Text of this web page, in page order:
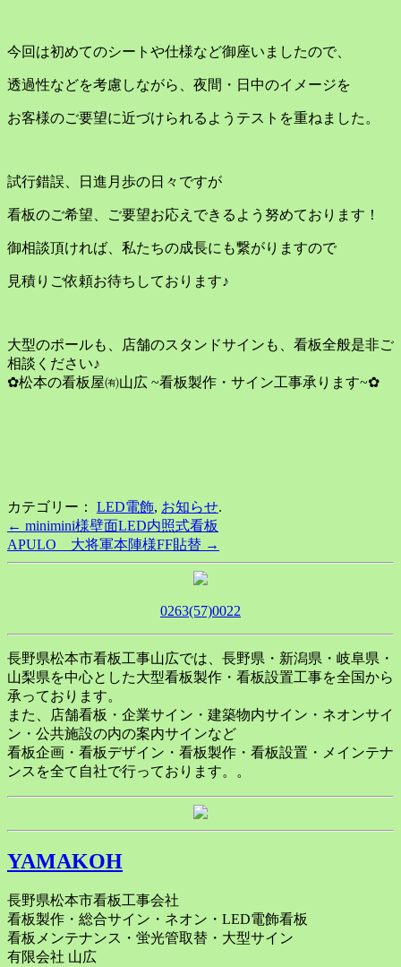
今回は初めてのシートや仕様など御座いましたので、
透過性などを考慮しながら、夜間・日中のイメージを
お客様のご要望に近づけられるようテストを重ねました。
試行錯誤、日進月歩の日々ですが
看板のご希望、ご要望お応えできるよう努めております！
御相談頂ければ、私たちの成長にも繋がりますので
見積りご依頼お待ちしております♪
大型のポールも、店舗のスタンドサインも、看板全般是非ご
相談ください♪
✿松本の看板屋㈲山広 ~看板製作・サイン工事承ります~✿
カテゴリー： LED電飾, お知らせ.
Post
navigation
← minimini様壁面LED内照式看板
APULO 大将軍本陣様FF貼替 →
0263(57)0022
長野県松本市看板工事山広では、長野県・新潟県・岐阜県・
山梨県を中心とした大型看板製作・看板設置工事を全国から
承っております。
また、店舗看板・企業サイン・建築物内サイン・ネオンサイ
ン・公共施設の内の案内サインなど
看板企画・看板デザイン・看板製作・看板設置・メインテナ
ンスを全て自社で行っております。。
YAMAKOH
長野県松本市看板工事会社
看板製作・総合サイン・ネオン・LED電飾看板
看板メンテナンス・蛍光管取替・大型サイン
有限会社 山広